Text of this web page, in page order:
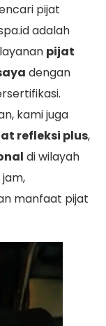
pijat
adalah
pijat
dengan
kami juga
refleksi plus,
di wilayah
manfaat pijat